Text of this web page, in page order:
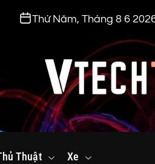
Thứ Năm, Tháng 8 6
v
e
Thuật Xe